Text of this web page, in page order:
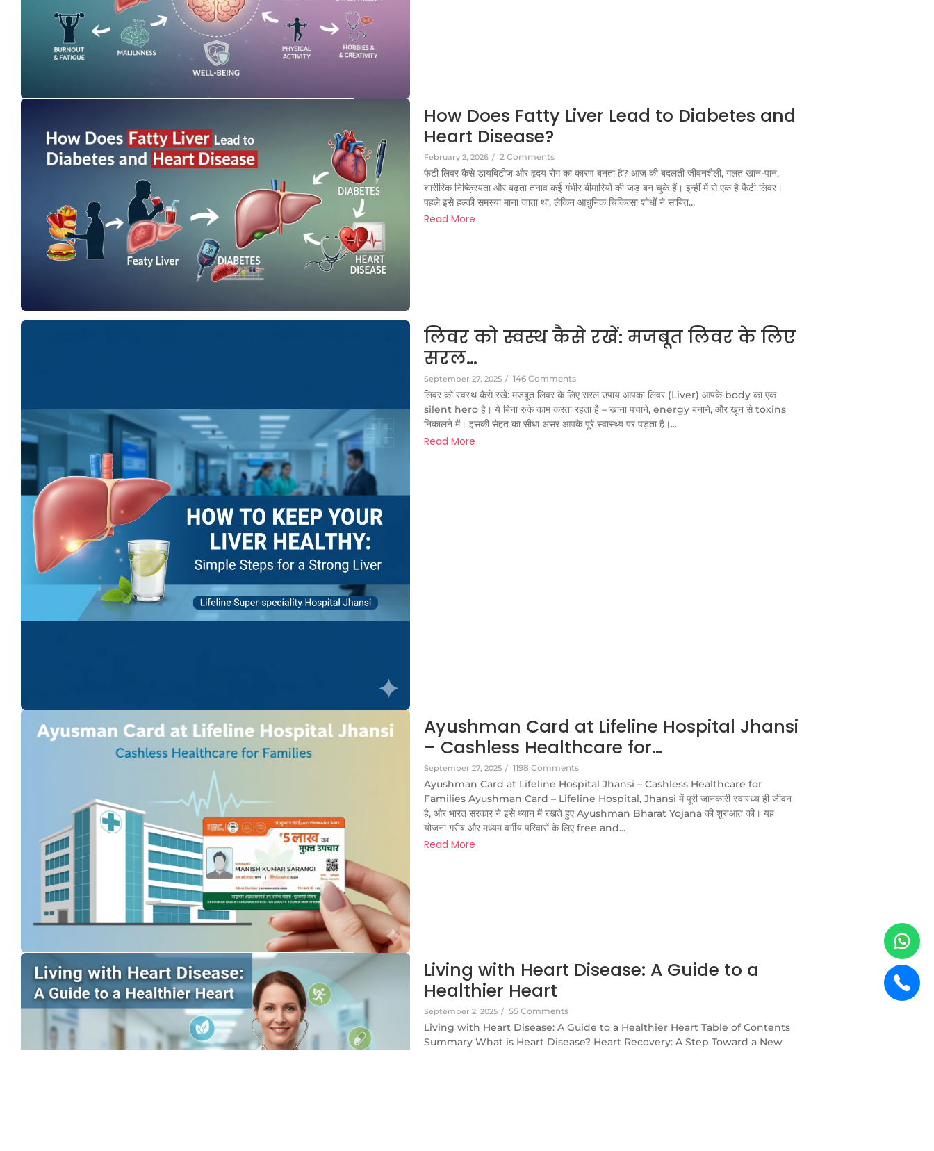
How Does Fatty Liver Lead to Diabetes and
Heart Disease?
February 2, 2026 / 2 Comments
फैटी लिवर कैसे डायबिटीज और हृदय रोग का कारण बनता है? आज की बदलती जीवनशैली, गलत खान-पान,
शारीरिक निष्क्रियता और बढ़ता तनाव कई गंभीर बीमारियों की जड़ बन चुके हैं। इन्हीं में से एक है फैटी लिवर।
पहले इसे हल्की समस्या माना जाता था, लेकिन आधुनिक चिकित्सा शोधों ने साबित...
Read More
लिवर को स्वस्थ कैसे रखें: मजबूत लिवर के लिए
सरल…
September 27, 2025 / 146 Comments
लिवर को स्वस्थ कैसे रखें: मजबूत लिवर के लिए सरल उपाय आपका लिवर (Liver) आपके body का एक
silent hero है। ये बिना रुके काम करता रहता है – खाना पचाने, energy बनाने, और खून से toxins
निकालने में। इसकी सेहत का सीधा असर आपके पूरे स्वास्थ्य पर पड़ता है।...
Read More
Ayushman Card at Lifeline Hospital Jhansi
– Cashless Healthcare for…
September 27, 2025 / 1198 Comments
Ayushman Card at Lifeline Hospital Jhansi – Cashless Healthcare for
Families Ayushman Card – Lifeline Hospital, Jhansi में पूरी जानकारी स्वास्थ्य ही जीवन
है, और भारत सरकार ने इसे ध्यान में रखते हुए Ayushman Bharat Yojana की शुरुआत की। यह
योजना गरीब और मध्यम वर्गीय परिवारों के लिए free and...
Read More
Living with Heart Disease: A Guide to a
Healthier Heart
September 2, 2025 / 55 Comments
Living with Heart Disease: A Guide to a Healthier Heart Table of Contents
Summary What is Heart Disease? Heart Recovery: A Step Toward a New